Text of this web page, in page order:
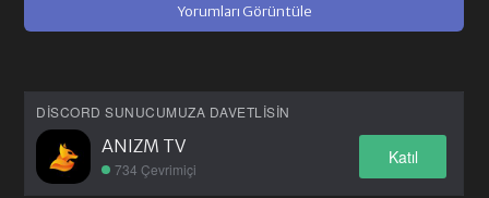
Yorumları Görüntüle
DISCORD SUNUCUMUZA DAVETLISIN
ANIZM TV
734 Çevrimiçi
Katıl